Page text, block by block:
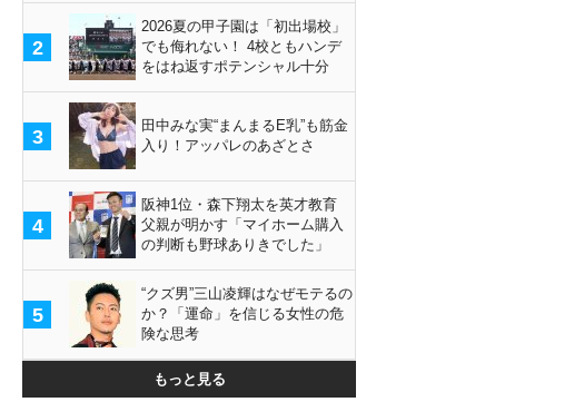
2
2026夏の甲子園は「初出場校」
でも侮れない！ 4校ともハンデ
をはね返すポテンシャル十分
3
田中みな実“まんまるE乳”も筋金
入り！アッパレのあざとさ
4
阪神1位・森下翔太を英才教育
父親が明かす「マイホーム購入
の判断も野球ありきでした」
5
“クズ男”三山凌輝はなぜモテるの
か？「運命」を信じる女性の危
険な思考
もっと見る